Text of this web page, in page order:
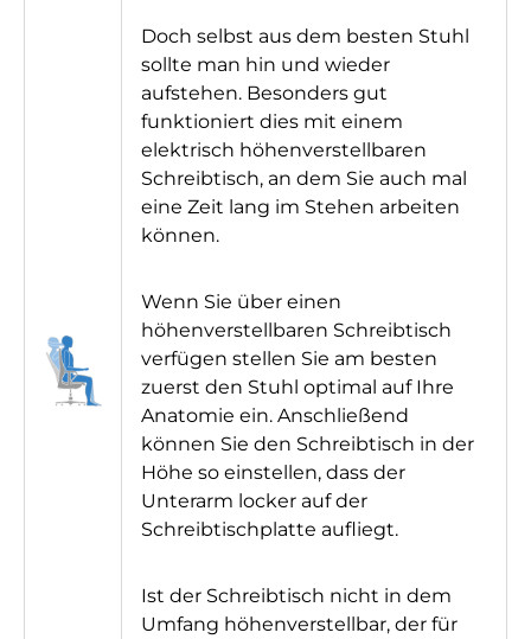
Doch selbst aus dem besten Stuhl
sollte man hin und wieder
aufstehen. Besonders gut
funktioniert dies mit einem
elektrisch höhenverstellbaren
Schreibtisch, an dem Sie auch mal
eine Zeit lang im Stehen arbeiten
können.
Wenn Sie über einen
höhenverstellbaren Schreibtisch
verfügen stellen Sie am besten
zuerst den Stuhl optimal auf Ihre
Anatomie ein. Anschließend
können Sie den Schreibtisch in der
Höhe so einstellen, dass der
Unterarm locker auf der
Schreibtischplatte aufliegt.
Ist der Schreibtisch nicht in dem
Umfang höhenverstellbar, der für